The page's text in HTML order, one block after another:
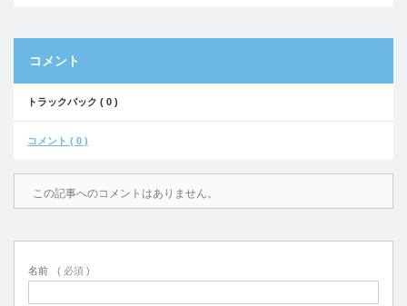
コメント
トラックバック ( 0 )
コメント ( 0 )
この記事へのコメントはありません。
名前 ( 必須 )